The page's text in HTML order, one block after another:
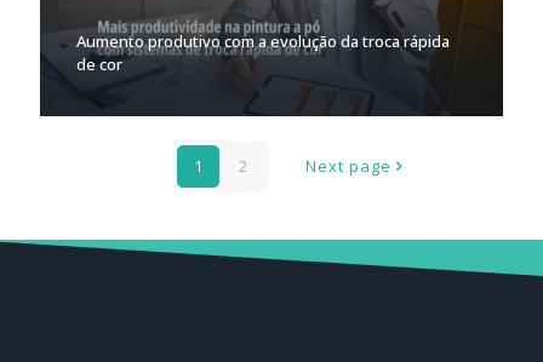
Aumento produtivo com a evolução da troca rápida
de cor
1 2 Next page